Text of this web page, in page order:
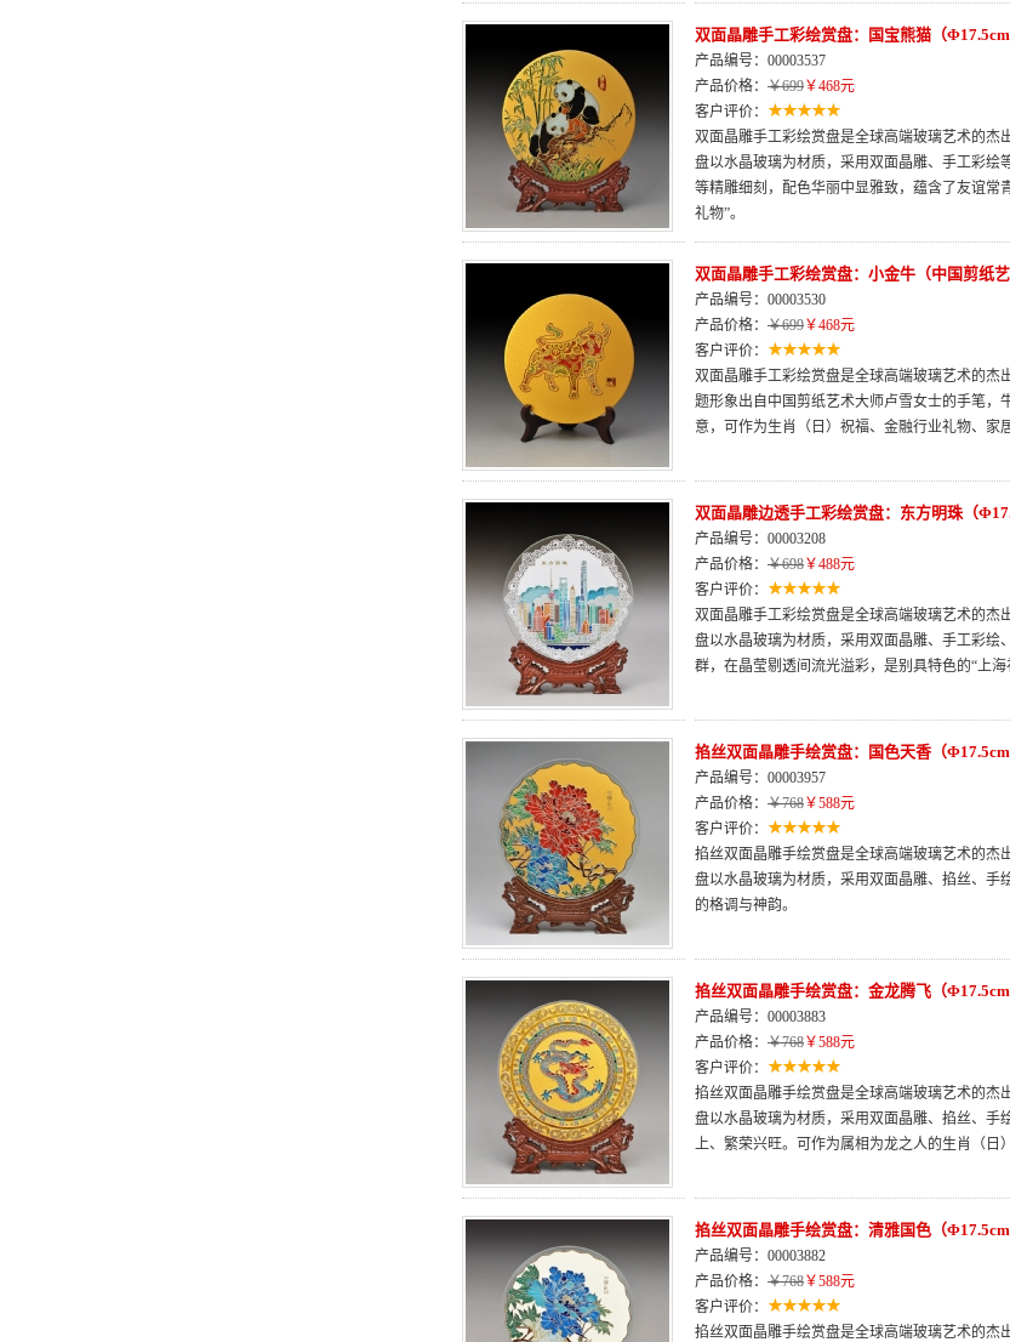
双面晶雕手工彩绘赏盘：国宝熊猫（Φ17.5cm
产品编号：00003537
产品价格： ￥699￥468元
客户评价：
双面晶雕手工彩绘赏盘是全球高端玻璃艺术的杰
盘以水晶玻璃为材质，采用双面晶雕、手工彩
等精雕细刻，配色华丽中显雅致，蕴含了友谊常
礼物”。
双面晶雕手工彩绘赏盘：小金牛（中国剪纸艺
产品编号：00003530
产品价格： ￥699￥468元
客户评价：
双面晶雕手工彩绘赏盘是全球高端玻璃艺术的杰
题形象出自中国剪纸艺术大师卢雪女士的手笔，
意，可作为生肖（日）祝福、金融行业礼物、家
双面晶雕边透手工彩绘赏盘：东方明珠（
产品编号：00003208
产品价格： ￥698￥488元
客户评价：
双面晶雕手工彩绘赏盘是全球高端玻璃艺术的杰
盘以水晶玻璃为材质，采用双面晶雕、手工彩
群，在晶莹剔透间流光溢彩，是别具特色的“上海
掐丝双面晶雕手绘赏盘：国色天香（Φ17.5cm
产品编号：00003957
产品价格： ￥768￥588元
客户评价：
掐丝双面晶雕手绘赏盘是全球高端玻璃艺术的杰
盘以水晶玻璃为材质，采用双面晶雕、掐丝、
的格调与神韵。
掐丝双面晶雕手绘赏盘：金龙腾飞（Φ17.5cm
产品编号：00003883
产品价格： ￥768￥588元
客户评价：
掐丝双面晶雕手绘赏盘是全球高端玻璃艺术的杰
盘以水晶玻璃为材质，采用双面晶雕、掐丝、手
上、繁荣兴旺。可作为属相为龙之人的生肖（日
掐丝双面晶雕手绘赏盘：清雅国色（Φ17.5cm
产品编号：00003882
产品价格： ￥768￥588元
客户评价：
掐丝双面晶雕手绘赏盘是全球高端玻璃艺术的杰